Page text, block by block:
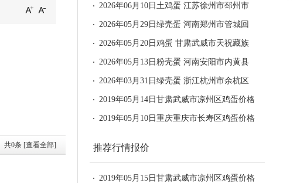
共0条 [查看全部]
报价为6.21元/斤
2026年06月10日土鸡蛋 江苏徐州市邳州市
报价为5.03元/斤
2026年05月29日绿壳蛋 河南郑州市管城回
族区报价为5.52元/斤
2026年05月20日鸡蛋 甘肃武威市天祝藏族
自治县报价为4.51元/斤
2026年05月13日粉壳蛋 河南安阳市内黄县
报价为4.49元/斤
2026年03月31日绿壳蛋 浙江杭州市余杭区
报价为4.29元/斤
2019年05月14日甘肃武威市凉州区鸡蛋价格
2019年05月10日重庆重庆市长寿区鸡蛋价格
推荐行情报价
2019年05月15日甘肃武威市凉州区鸡蛋价格